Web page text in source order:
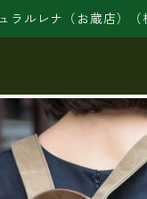
ラルレナ（お蔵店）